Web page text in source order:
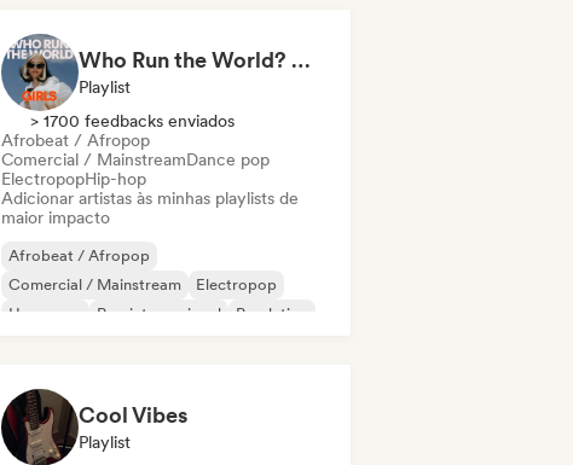
Who Run the World? Girls! 🔥 Female Empowerment Pop & Girl-Power Anthems
Playlist
> 1700 feedbacks enviados
Afrobeat / Afropop
Comercial / MainstreamDance pop
ElectropopHip-hop
Adicionar artistas às minhas playlists de
maior impacto
Afrobeat / Afropop
Comercial / Mainstream
Electropop
Hyperpop
Pop internacional
Pop latino
Cool Vibes
Playlist